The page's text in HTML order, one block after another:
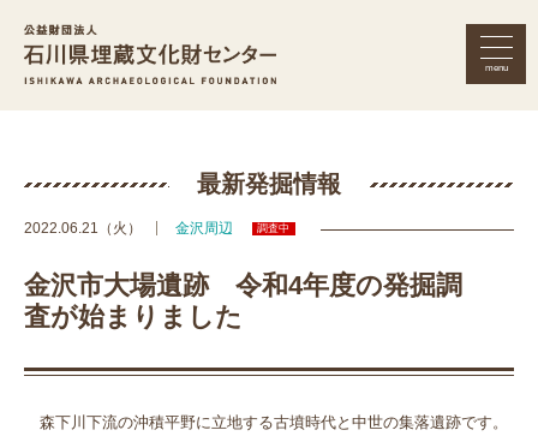
menu
最新発掘情報
2022.06.21（火） 金沢周辺 調査中
金沢市大場遺跡 令和4年度の発掘調
査が始まりました
森下川下流の沖積平野に立地する古墳時代と中世の集落遺跡です。